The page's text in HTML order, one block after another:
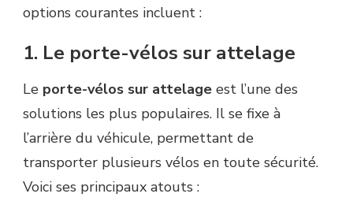
options courantes incluent :
1. Le porte-vélos sur attelage
Le porte-vélos sur attelage est l’une des
solutions les plus populaires. Il se fixe à
l’arrière du véhicule, permettant de
transporter plusieurs vélos en toute sécurité.
Voici ses principaux atouts :